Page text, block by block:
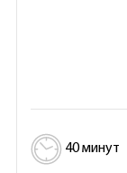
40 минут